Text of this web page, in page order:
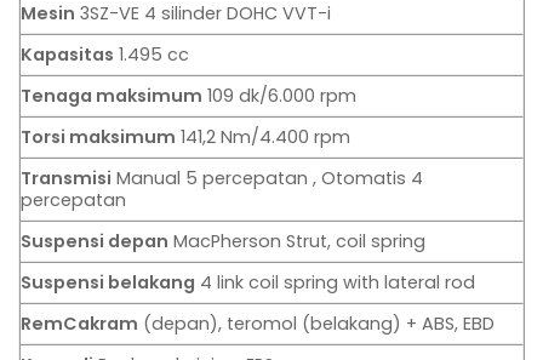
Mesin 3SZ-VE 4 silinder DOHC VVT-i
Kapasitas 1.495 cc
Tenaga maksimum 109 dk/6.000 rpm
Torsi maksimum 141,2 Nm/4.400 rpm
Transmisi Manual 5 percepatan , Otomatis 4
percepatan
Suspensi depan MacPherson Strut, coil spring
Suspensi belakang 4 link coil spring with lateral rod
RemCakram (depan), teromol (belakang) + ABS, EBD